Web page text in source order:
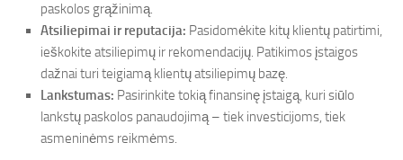
paskolos grąžinimą.
Atsiliepimai ir reputacija: Pasidomėkite kitų klientų patirtimi,
ieškokite atsiliepimų ir rekomendacijų. Patikimos įstaigos
dažnai turi teigiamą klientų atsiliepimų bazę.
Lankstumas: Pasirinkite tokią finansinę įstaigą, kuri siūlo
lankstų paskolos panaudojimą – tiek investicijoms, tiek
asmeninėms reikmėms.